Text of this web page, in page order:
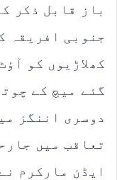
باز قابل ذکر
کھلاڑیوں کو
گئے میچ کے
تعاقب میں